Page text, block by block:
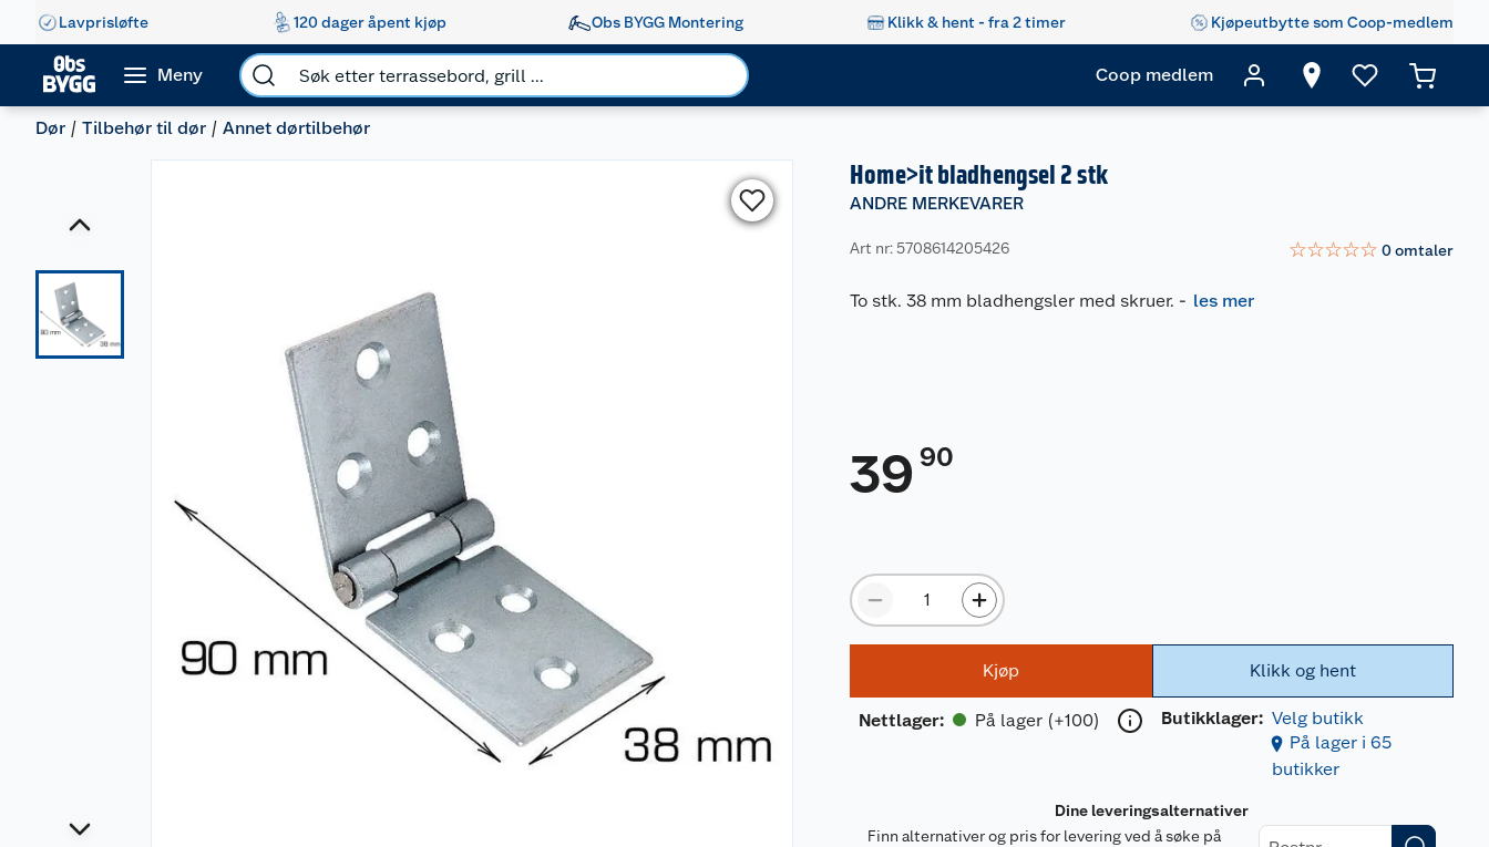
Lavprisløfte 120 dager åpent kjøp Obs BYGG Montering Klikk & hent - fra 2 timer Kjøpeutbytte som Coop-medlem
Meny Coop medlem
Dør Tilbehør til dør Annet dørtilbehør
Home>it bladhengsel 2 stk
ANDRE MERKEVARER
Art nr: 5708614205426 ☆☆☆☆☆ 0omtaler
To stk. 38 mm bladhengsler med skruer. - les mer
39 90
Kjøp
Nettlager: På lager (+100)
Klikk og hent
Butikklager: Velg butikk
På lager i 65
butikker
Dine leveringsalternativer
Finn alternativer og pris for levering ved å søke på